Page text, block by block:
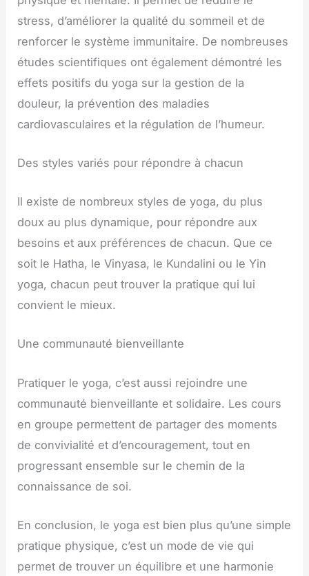
stress, d’améliorer la qualité du sommeil et de
renforcer le système immunitaire. De nombreuses
études scientifiques ont également démontré les
effets positifs du yoga sur la gestion de la
douleur, la prévention des maladies
cardiovasculaires et la régulation de l’humeur.
Des styles variés pour répondre à chacun
Il existe de nombreux styles de yoga, du plus
doux au plus dynamique, pour répondre aux
besoins et aux préférences de chacun. Que ce
soit le Hatha, le Vinyasa, le Kundalini ou le Yin
yoga, chacun peut trouver la pratique qui lui
convient le mieux.
Une communauté bienveillante
Pratiquer le yoga, c’est aussi rejoindre une
communauté bienveillante et solidaire. Les cours
en groupe permettent de partager des moments
de convivialité et d’encouragement, tout en
progressant ensemble sur le chemin de la
connaissance de soi.
En conclusion, le yoga est bien plus qu’une simple
pratique physique, c’est un mode de vie qui
permet de trouver un équilibre et une harmonie